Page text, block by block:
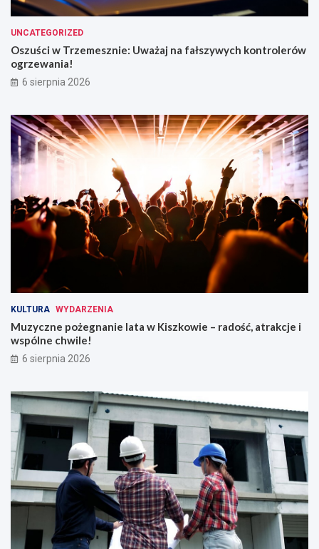
UNCATEGORIZED
Oszuści w Trzemesznie: Uważaj na fałszywych kontrolerów
ogrzewania!
6 sierpnia 2026
KULTURA WYDARZENIA
Muzyczne pożegnanie lata w Kiszkowie – radość, atrakcje i
wspólne chwile!
6 sierpnia 2026